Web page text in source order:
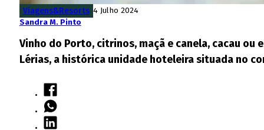
Viagens&Resorts 4 Julho 2024
Sandra M. Pinto
Vinho do Porto, citrinos, maçã e canela, cacau
Lérias, a histórica unidade hoteleira situada no